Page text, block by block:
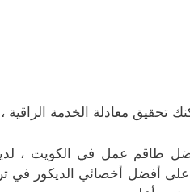
تحقيق معادلة الخدمة
طاقم عمل في الكويت ،
أفضل أخصائي الديكور في